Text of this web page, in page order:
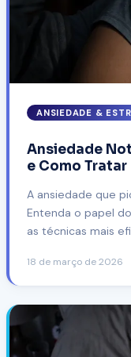
ANSIEDADE &
Ansiedade
e Como Tratar
A ansiedade que
Entenda o papel
as técnicas mais
18 de março de 2026